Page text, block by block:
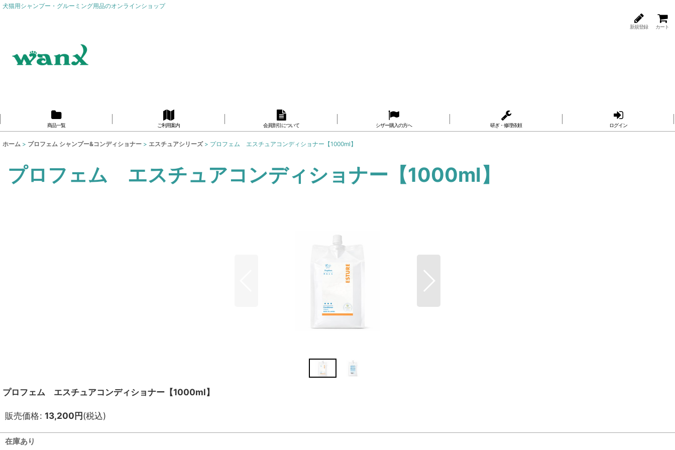
犬猫用シャンプー・グルーミング用品のオンラインショップ
新規登録 カート
商品一覧 ご利用案内 会員割引について シザー購入の方へ 研ぎ・修理依頼 ログイン
ホーム > プロフェム シャンプー&コンディショナー > エスチュアシリーズ > プロフェム エスチュアコンディショナー【1000ml】
プロフェム エスチュアコンディショナー【1000ml】
プロフェム エスチュアコンディショナー【1000ml】
販売価格: 13,200円(税込)
在庫あり